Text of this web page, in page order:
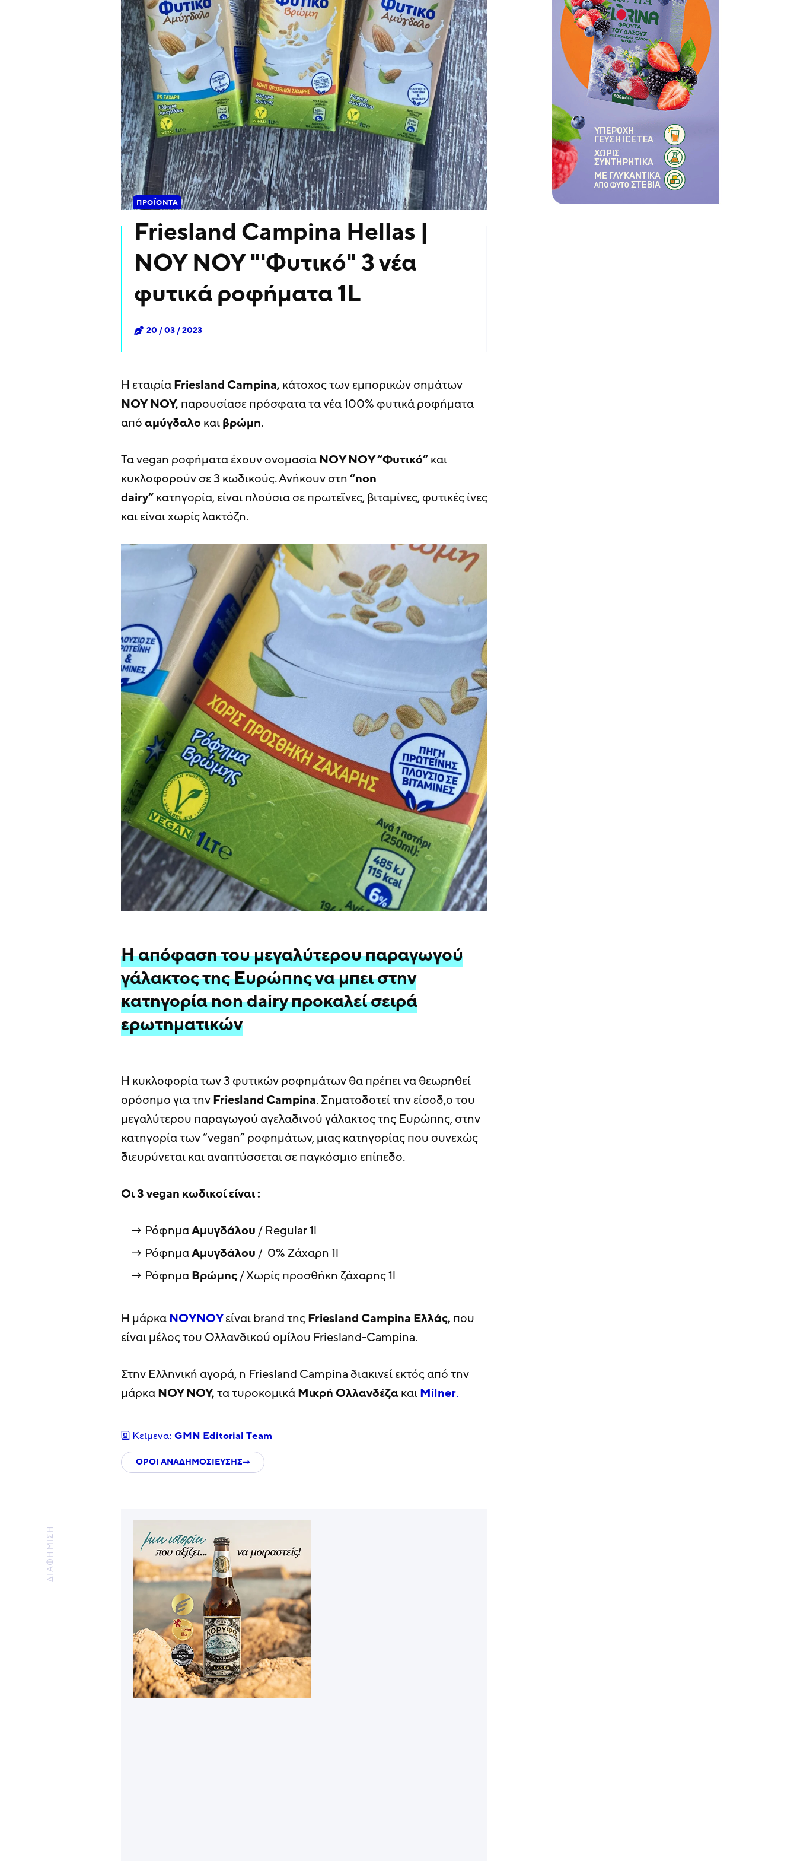
ΠΡΟΪΌΝΤΑ
Friesland Campina Hellas |
NOY NOY "'Φυτικό" 3 νέα
φυτικά ροφήματα 1L
20 / 03 / 2023
Η εταιρίαFriesland Campina, κάτοχος των εμπορικών σημάτων
NOYNOY, παρουσίασε πρόσφατα τα νέα 100% φυτικά ροφήματα
απόαμύγδαλο καιβρώμη.
Τα vegan ροφήματα έχουν ονομασίαΝΟΥ ΝΟΥ “Φυτικό”και
κυκλοφορούν σε 3 κωδικούς. Ανήκουν στη “non
dairy”κατηγορία, είναι πλούσια σε πρωτεΐνες, βιταμίνες, φυτικές ίνες
και είναι χωρίς λακτόζη.
Η απόφαση του μεγαλύτερου παραγωγού
γάλακτος της Ευρώπης να μπει στην
κατηγορία non dairy προκαλεί σειρά
ερωτηματικών
Η κυκλοφορία των 3 φυτικών ροφημάτων θα πρέπει να θεωρηθεί
ορόσημο για τηνFriesland Campina. Σηματοδοτεί την είσοδ,ο του
μεγαλύτερου παραγωγού αγελαδινού γάλακτος της Ευρώπης, στην
κατηγορία των “vegan” ροφημάτων, μιας κατηγορίας που συνεχώς
διευρύνεται και αναπτύσσεται σε παγκόσμιο επίπεδο.
Οι 3 vegan κωδικοί είναι :
ΡόφημαΑμυγδάλου/ Regular 1l
ΡόφημαΑμυγδάλου/ 0% Ζάχαρη 1l
ΡόφημαΒρώμης/ Χωρίς προσθήκη ζάχαρης 1l
Η μάρκαΝΟΥΝΟΥείναι brand τηςFriesland Campina Ελλάς, που
είναι μέλος του Ολλανδικού ομίλου Friesland-Campina.
Στην Ελληνική αγορά, η Friesland Campina διακινεί εκτός από την
μάρκαNOY NOY,τα τυροκομικάΜικρή Ολλανδέζα καιMilner.
Κείμενα: GMN Editorial Τeam
ΟΡΟΙ ΑΝΑΔΗΜΟΣΙΕΥΣΗΣ
ΔΙΑΦΗΜΙΣΗ